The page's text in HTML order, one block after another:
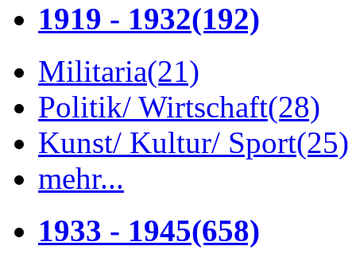
1919 - 1932(192)
Militaria(21)
Politik/ Wirtschaft(28)
Kunst/ Kultur/ Sport(25)
mehr...
1933 - 1945(658)